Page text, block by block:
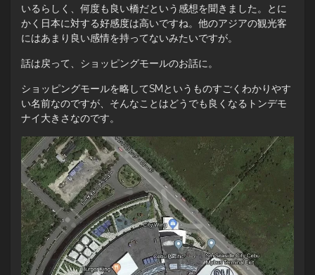
いるらしく、何度も良い橋だという感想を聞きました。とに
かく日本に対する好感度は高いですね。他のアジアの観光客
にはあまり良い感情を持ってないみたいですが。
話は戻って、ショッピングモールのお話に。
ショッピングモールを略してSMというものすごくわかりやす
い名前なのですが、そんなことはどうでも良くなるトンデモ
ナイ大きさなのです。